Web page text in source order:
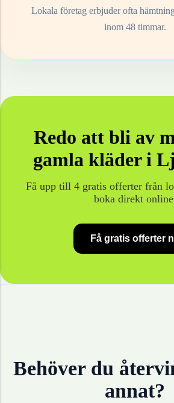
Lokala företag erbjuder ofta
inom 48 timmar.
Redo att bli av
gamla kläderi
Få upp till 4 gratis offerter från
boka direkt
Få gratis offerter
Behöver du
annat?